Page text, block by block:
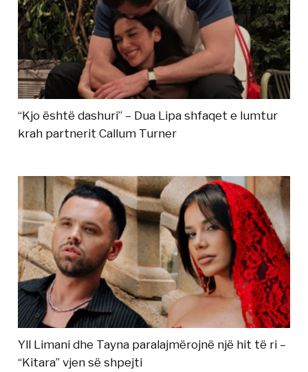
“Kjo është dashuri” – Dua Lipa shfaqet e lumtur
krah partnerit Callum Turner
Yll Limani dhe Tayna paralajmërojnë një hit të ri –
“Kitara” vjen së shpejti